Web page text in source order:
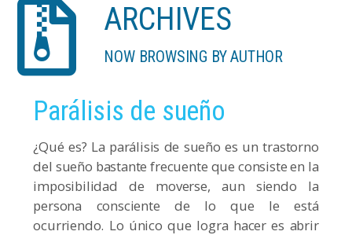
ARCHIVES
NOW BROWSING BY AUTHOR
Parálisis de sueño
¿Qué es? La parálisis de sueño es un trastorno
del sueño bastante frecuente que consiste en la
imposibilidad de moverse, aun siendo la
persona consciente de lo que le está
ocurriendo. Lo único que logra hacer es abrir